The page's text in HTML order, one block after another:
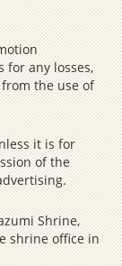
for any losses,
the use of
it is for
of the
Shrine,
shrine office in